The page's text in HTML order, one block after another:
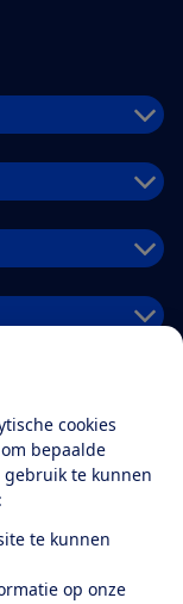
cookies
bepaalde
te kunnen
te kunnen
op onze